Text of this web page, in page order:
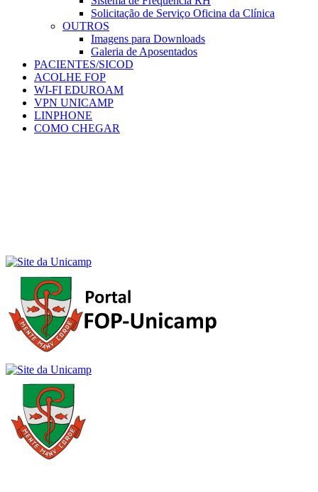
Solicitação de Serviço Oficina da Clínica
OUTROS
Imagens para Downloads
Galeria de Aposentados
PACIENTES/SICOD
ACOLHE FOP
WI-FI EDUROAM
VPN UNICAMP
LINPHONE
COMO CHEGAR